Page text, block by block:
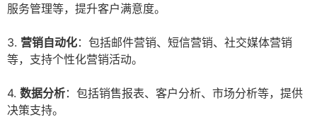
服务管理等，提升客户满意度。
3. 营销自动化：包括邮件营销、短信营销、社交媒体营销
等，支持个性化营销活动。
4. 数据分析：包括销售报表、客户分析、市场分析等，提供
决策支持。